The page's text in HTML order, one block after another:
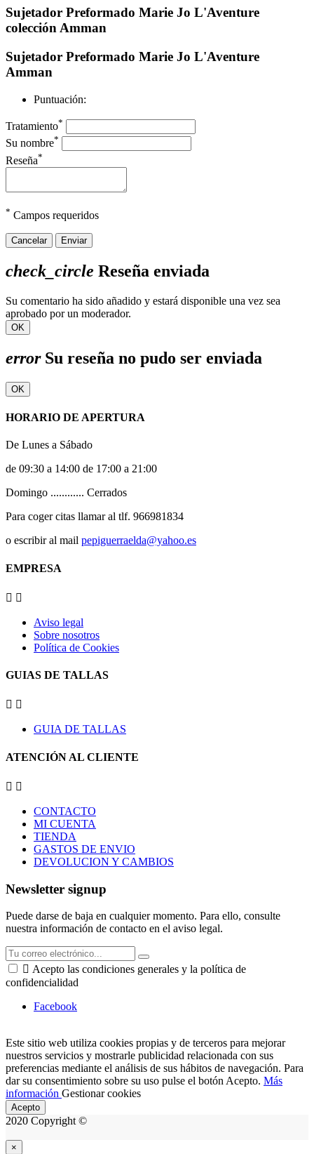
Sujetador Preformado Marie Jo L'Aventure
colección Amman
Sujetador Preformado Marie Jo L'Aventure
Amman
Puntuación:
Tratamiento*
Su nombre*
Reseña*
* Campos requeridos
Cancelar Enviar
check_circle Reseña enviada
Su comentario ha sido añadido y estará disponible una vez sea
aprobado por un moderador.
OK
errorSu reseña no pudo ser enviada
OK
HORARIO DE APERTURA
De Lunes a Sábado
de 09:30 a 14:00 de 17:00 a 21:00
Domingo ............ Cerrados
Para coger citas llamar al tlf. 966981834
o escribir al mail pepiguerraelda@yahoo.es
EMPRESA
 
Aviso legal
Sobre nosotros
Política de Cookies
GUIAS DE TALLAS
 
GUIA DE TALLAS
ATENCIÓN AL CLIENTE
 
CONTACTO
MI CUENTA
TIENDA
GASTOS DE ENVIO
DEVOLUCION Y CAMBIOS
Newsletter signup
Puede darse de baja en cualquier momento. Para ello, consulte
nuestra información de contacto en el aviso legal.
 Acepto las condiciones generales y la política de
confidencialidad
Facebook
Este sitio web utiliza cookies propias y de terceros para mejorar
nuestros servicios y mostrarle publicidad relacionada con sus
preferencias mediante el análisis de sus hábitos de navegación. Para
dar su consentimiento sobre su uso pulse el botón Acepto. Más
información Gestionar cookies
Acepto
2020 Copyright ©
×